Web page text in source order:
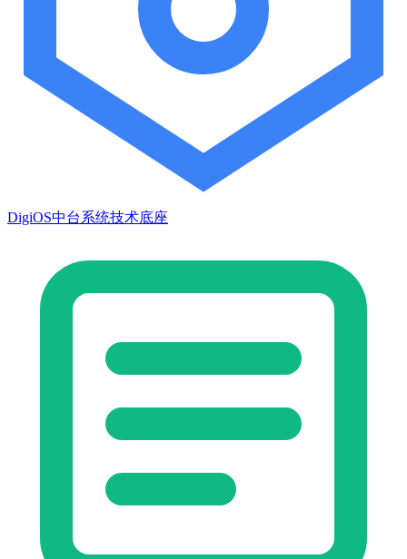
DigiOS中台系统技术底座